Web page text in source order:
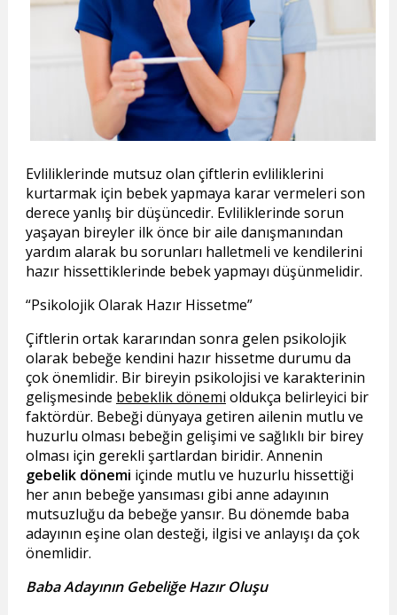
Evliliklerinde mutsuz olan çiftlerin evliliklerini
kurtarmak için bebek yapmaya karar vermeleri son
derece yanlış bir düşüncedir. Evliliklerinde sorun
yaşayan bireyler ilk önce bir aile danışmanından
yardım alarak bu sorunları halletmeli ve kendilerini
hazır hissettiklerinde bebek yapmayı düşünmelidir.
Psikolojik Olarak Hazır Hissetme
Çiftlerin ortak kararından sonra gelen psikolojik
olarak bebeğe kendini hazır hissetme durumu da
çok önemlidir. Bir bireyin psikolojisi ve karakterinin
gelişmesinde bebeklik dönemi oldukça belirleyici bir
faktördür. Bebeği dünyaya getiren ailenin mutlu ve
huzurlu olması bebeğin gelişimi ve sağlıklı bir birey
olması için gerekli şartlardan biridir. Annenin
gebelik dönemi içinde mutlu ve huzurlu hissettiği
her anın bebeğe yansıması gibi anne adayının
mutsuzluğu da bebeğe yansır. Bu dönemde baba
adayının eşine olan desteği, ilgisi ve anlayışı da çok
önemlidir.
Baba Adayının Gebeliğe Hazır Oluşu